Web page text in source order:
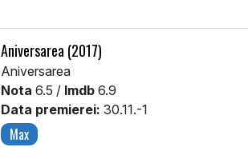
Aniversarea (2017)
Aniversarea
Nota 6.5 / Imdb 6.9
Data premierei: 30.11.-1
Max